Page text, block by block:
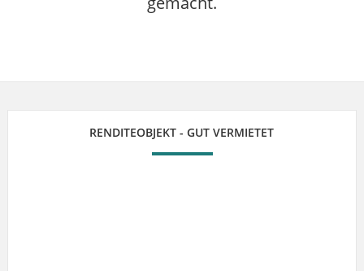
RENDITEOBJEKT - GUT VERMIETET